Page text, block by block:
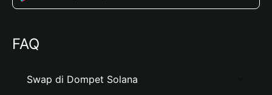
FAQ
Swap di Dompet Solana